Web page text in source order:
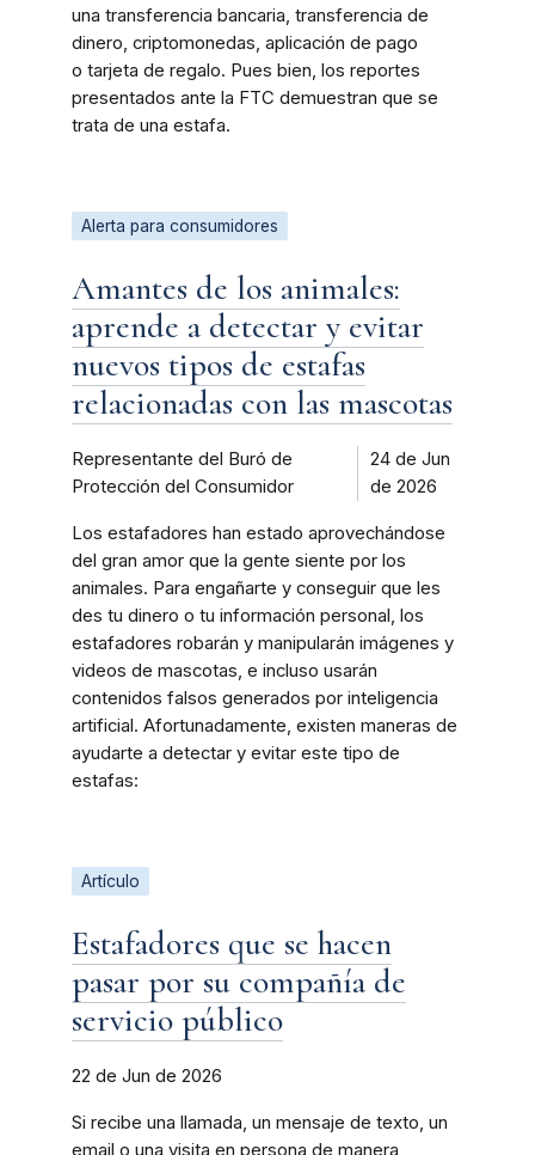
una transferencia bancaria, transferencia de
dinero, criptomonedas, aplicación de pago
o tarjeta de regalo. Pues bien, los reportes
presentados ante la FTC demuestran que se
trata de una estafa.
Alerta para consumidores
Amantes de los animales:
aprende a detectar y evitar
nuevos tipos de estafas
relacionadas con las mascotas
Representante del Buró de
Protección del Consumidor
24 de Jun
de 2026
Los estafadores han estado aprovechándose
del gran amor que la gente siente por los
animales. Para engañarte y conseguir que les
des tu dinero o tu información personal, los
estafadores robarán y manipularán imágenes y
videos de mascotas, e incluso usarán
contenidos falsos generados por inteligencia
artificial. Afortunadamente, existen maneras de
ayudarte a detectar y evitar este tipo de
estafas:
Artículo
Estafadores que se hacen
pasar por su compañía de
servicio público
22 de Jun de 2026
Si recibe una llamada, un mensaje de texto, un
email o una visita en persona de manera